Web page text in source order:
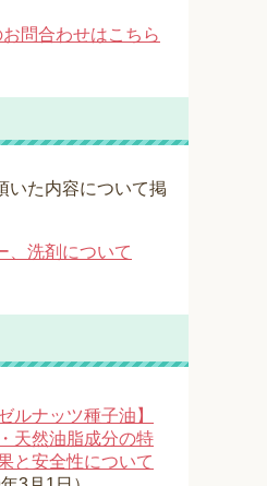
問合わせはこちら
いた内容について掲
、洗剤について
ルナッツ種子油】
天然油脂成分の特
と安全性について